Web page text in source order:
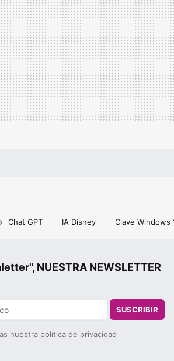
Chat GPT IA Disney Clave Windows
NUESTRA NEWSLETTER
SUSCRIBIR
nuestra política de privacidad